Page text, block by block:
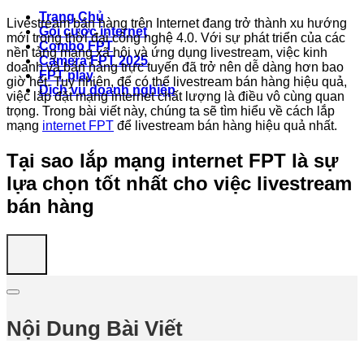
Trang Chủ
Gói cước internet
Combo FPT
Camera FPT 2025
FPT play
Dịch vụ doanh nghiệp
Livestream bán hàng trên Internet đang trở thành xu hướng
mới trong thời đại công nghệ 4.0. Với sự phát triển của các
nền tảng mạng xã hội và ứng dụng livestream, việc kinh
doanh và bán hàng trực tuyến đã trở nên dễ dàng hơn bao
giờ hết. Tuy nhiên, để có thể livestream bán hàng hiệu quả,
việc lắp đặt mạng internet chất lượng là điều vô cùng quan
trọng. Trong bài viết này, chúng ta sẽ tìm hiểu về cách lắp
mạng internet FPT để livestream bán hàng hiệu quả nhất.
Tại sao lắp mạng internet FPT là sự
lựa chọn tốt nhất cho việc livestream
bán hàng
Nội Dung Bài Viết